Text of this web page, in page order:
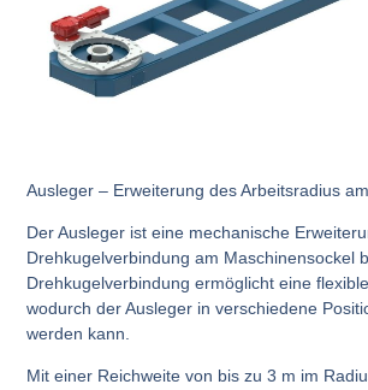
Ausleger – Erweiterung des Arbeitsradius
Der Ausleger ist eine mechanische
Drehkugelverbindung am Maschinensockel
Drehkugelverbindung ermöglicht eine
wodurch der Ausleger inverschiedene
werden kann.
Mit einer Reichweite von bis zu 3 m im